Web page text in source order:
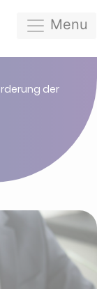
Menu
der